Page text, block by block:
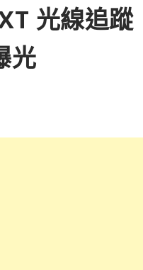
光線追蹤
光